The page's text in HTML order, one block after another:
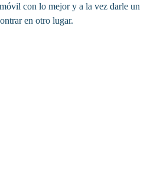
con lo mejor y a la vez darle un
en otro lugar.